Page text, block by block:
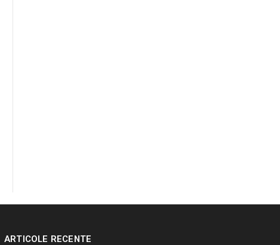
ARTICOLE RECENTE